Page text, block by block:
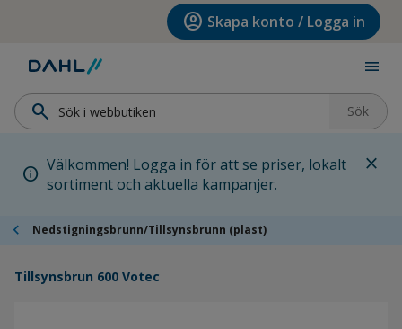
Hoppa till huvudinnehållet account_circle Skapa konto / Logga in
menu
search Sök
info Välkommen! Logga in för att se priser, lokalt
sortiment och aktuella kampanjer.
close
chevron_left Nedstigningsbrunn/Tillsynsbrunn (plast)
Tillsynsbrun 600 Votec